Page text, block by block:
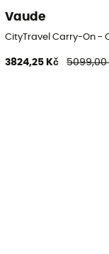
Vaude
CityTravel Carry-On -
3824,25 Kč 5099,00